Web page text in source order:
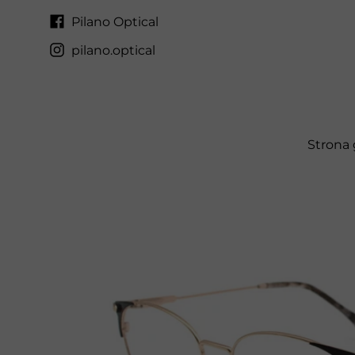
pilano.optical
Pilano Optical
Strona